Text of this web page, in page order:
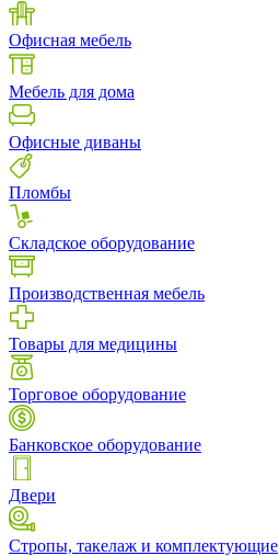
Офисная мебель
Мебель для дома
Офисные диваны
Пломбы
Складское оборудование
Производственная мебель
Товары для медицины
Торговое оборудование
Банковское оборудование
Двери
Стропы, такелаж и комплектующие